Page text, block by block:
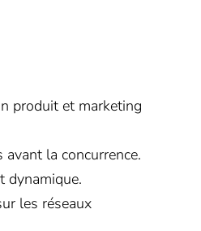
produit et marketing
la concurrence.
dynamique.
les réseaux